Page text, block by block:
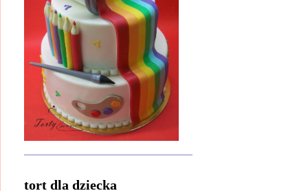
tort dla dziecka